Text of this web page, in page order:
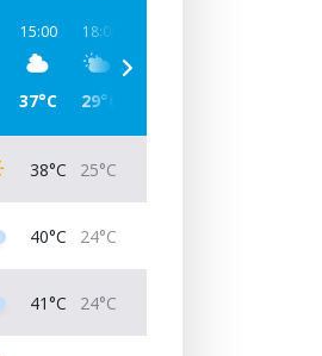
15:00
37°C
18:00
29°C
38°C 25°C
40°C 24°C
41°C 24°C